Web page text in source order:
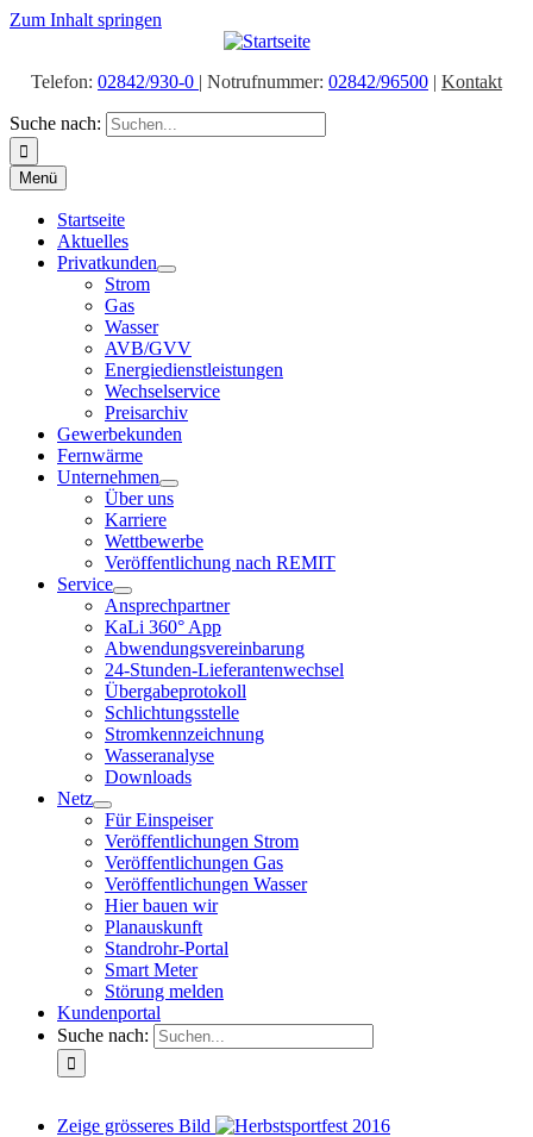
Zum Inhalt springen
Telefon: 02842/930-0 | Notrufnummer: 02842/96500 | Kontakt
Suche nach:
Menü
Startseite
Aktuelles
Privatkunden
Strom
Gas
Wasser
AVB/GVV
Energiedienstleistungen
Wechselservice
Preisarchiv
Gewerbekunden
Fernwärme
Unternehmen
Über uns
Karriere
Wettbewerbe
Veröffentlichung nach REMIT
Service
Ansprechpartner
KaLi 360° App
Abwendungsvereinbarung
24-Stunden-Lieferantenwechsel
Übergabeprotokoll
Schlichtungsstelle
Stromkennzeichnung
Wasseranalyse
Downloads
Netz
Für Einspeiser
Veröffentlichungen Strom
Veröffentlichungen Gas
Veröffentlichungen Wasser
Hier bauen wir
Planauskunft
Standrohr-Portal
Smart Meter
Störung melden
Kundenportal
Suche nach:
Zeige grösseres Bild